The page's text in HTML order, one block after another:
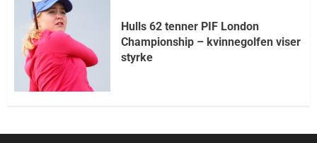
Hulls 62 tenner PIF London
Championship – kvinnegolfen viser
styrke